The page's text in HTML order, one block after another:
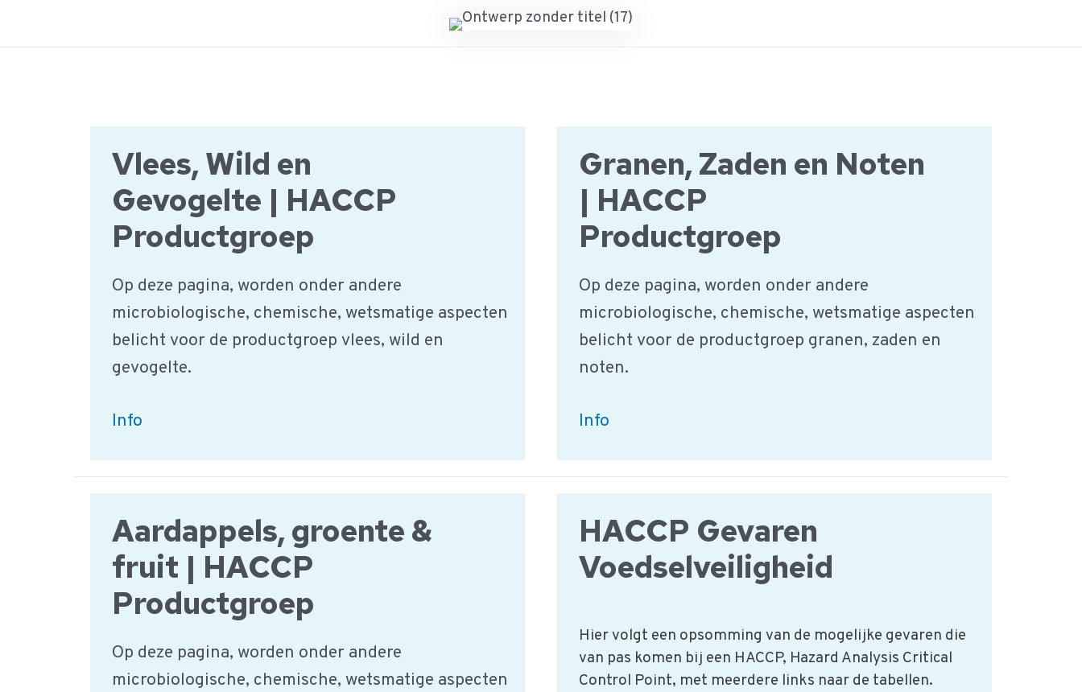
Vlees, Wild en
Gevogelte | HACCP
Productgroep
Op deze pagina, worden onder andere
microbiologische, chemische, wetsmatige aspecten
belicht voor de productgroep vlees, wild en
gevogelte.
Vlees,
en
|
HACCP
Productgroep
Info
Granen, Zaden en Noten
| HACCP
Productgroep
Op deze pagina, worden onder andere
microbiologische, chemische, wetsmatige aspecten
belicht voor de productgroep granen, zaden en
noten.
Granen,
en
HACCP
Productgroep
Info
Aardappels, groente &
fruit | HACCP
Productgroep
Op deze pagina, worden onder andere
microbiologische, chemische, wetsmatige aspecten
HACCP Gevaren
Voedselveiligheid
Hier volgt een opsomming van de mogelijke gevaren die
van pas komen bij een HACCP, Hazard Analysis Critical
Control Point, met meerdere links naar de tabellen.